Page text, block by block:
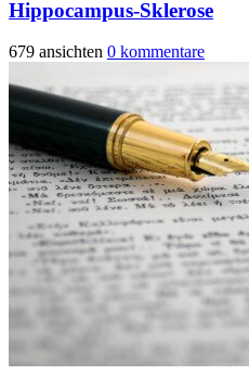
Hippocampus-Sklerose
679 ansichten 0 kommentare